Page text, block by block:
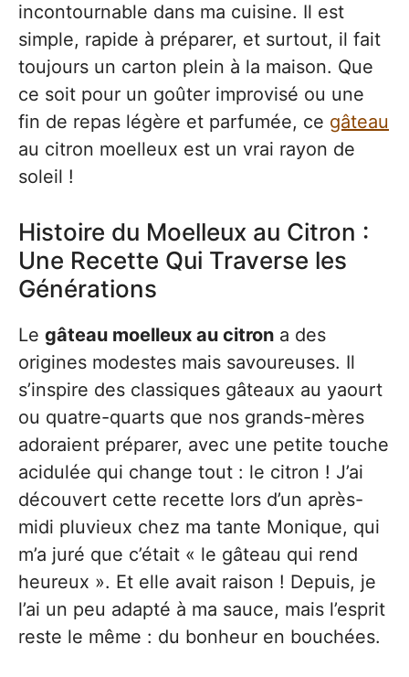
incontournable dans ma cuisine. Il est
simple, rapide à préparer, et surtout, il fait
toujours un carton plein à la maison. Que
ce soit pour un goûter improvisé ou une
fin de repas légère et parfumée, ce gâteau
au citron moelleux est un vrai rayon de
soleil !
Histoire du Moelleux au Citron :
Une Recette Qui Traverse les
Générations
Le gâteau moelleux au citron a des
origines modestes mais savoureuses. Il
s’inspire des classiques gâteaux au yaourt
ou quatre-quarts que nos grands-mères
adoraient préparer, avec une petite touche
acidulée qui change tout : le citron ! J’ai
découvert cette recette lors d’un après-
midi pluvieux chez ma tante Monique, qui
m’a juré que c’était « le gâteau qui rend
heureux ». Et elle avait raison ! Depuis, je
l’ai un peu adapté à ma sauce, mais l’esprit
reste le même : du bonheur en bouchées.